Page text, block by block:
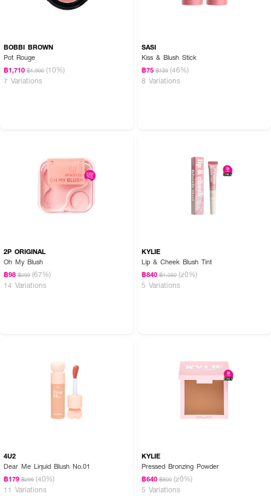
BOBBI BROWN
Pot Rouge
฿1,710 ฿1,900 (10%)
7 Variations
SASI
Kiss & Blush Stick
฿75 ฿139 (46%)
8 Variations
2P ORIGINAL
Oh My Blush
฿98 ฿299 (67%)
14 Variations
KYLIE
Lip & Cheek Blush Tint
฿840 ฿1,050 (20%)
5 Variations
4U2
Dear Me Liquid Blush No.01
฿179 ฿299 (40%)
11 Variations
KYLIE
Pressed Bronzing Powder
฿640 ฿800 (20%)
5 Variations